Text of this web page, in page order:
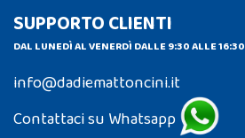
SUPPORTO CLIENTI
DAL LUNEDÌ AL VENERDÌ DALLE 9:30 ALLE 16:30
info@dadiemattoncini.it
Contattaci su Whatsapp